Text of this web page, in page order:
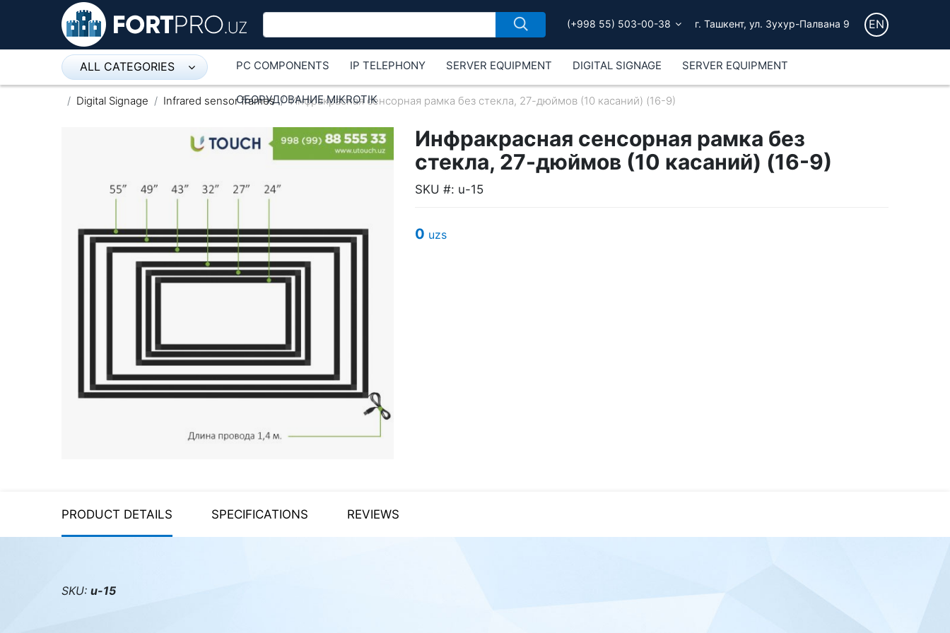
(+998 55) 503-00-38 г. Ташкент, ул. Зухур-Палвана 9 EN
ALL CATEGORIES
Микрофон
Оборудование Mikrotik
Пылесос
ADSL, Wan / Lan Routers, Wi-Fi
UPS Uninterruptible Power
Supply
Video surveillance
PC COMPONENTS IP TELEPHONY SERVER EQUIPMENT DIGITAL SIGNAGE SERVER EQUIPMENT
ОБОРУДОВАНИЕ MIKROTIK
Digital Signage Infrared sensor frames Инфракрасная сенсорная рамка без стекла, 27-дюймов (10 касаний) (16-9)
Инфракрасная сенсорная рамка без
стекла, 27-дюймов (10 касаний) (16-9)
SKU #: u-15
0 uzs
PRODUCT DETAILS SPECIFICATIONS REVIEWS
SKU: u-15